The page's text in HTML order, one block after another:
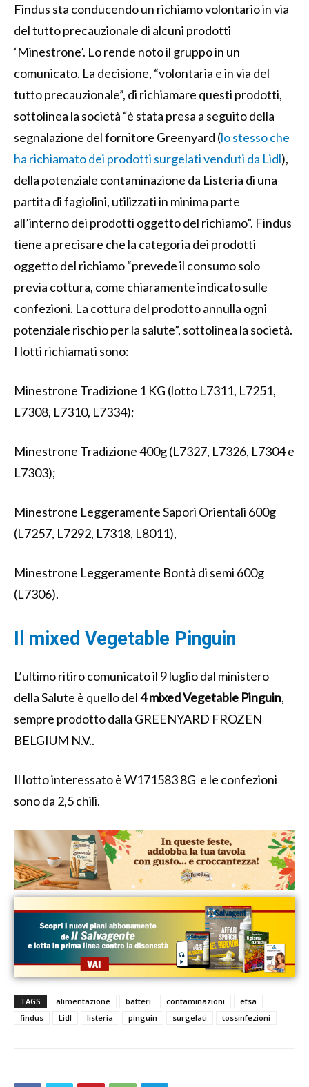
Findus sta conducendo un richiamo volontario in via
del tutto precauzionale di alcuni prodotti
‘Minestrone’. Lo rende noto il gruppo in un
comunicato. La decisione, “volontaria e in via del
tutto precauzionale”, di richiamare questi prodotti,
sottolinea la società “è stata presa a seguito della
segnalazione del fornitore Greenyard (lo stesso che
ha richiamato dei prodotti surgelati venduti da Lidl),
della potenziale contaminazione da Listeria di una
partita di fagiolini, utilizzati in minima parte
all’interno dei prodotti oggetto del richiamo”. Findus
tiene a precisare che la categoria dei prodotti
oggetto del richiamo “prevede il consumo solo
previa cottura, come chiaramente indicato sulle
confezioni. La cottura del prodotto annulla ogni
potenziale rischio per la salute”, sottolinea la società.
I lotti richiamati sono:
Minestrone Tradizione 1 KG (lotto L7311, L7251,
L7308, L7310, L7334);
Minestrone Tradizione 400g (L7327, L7326, L7304 e
L7303);
Minestrone Leggeramente Sapori Orientali 600g
(L7257, L7292, L7318, L8011),
Minestrone Leggeramente Bontà di semi 600g
(L7306).
Il mixed Vegetable Pinguin
L’ultimo ritiro comunicato il 9 luglio dal ministero
della Salute è quello del4 mixed Vegetable Pinguin,
sempre prodotto dalla GREENYARD FROZEN
BELGIUM N.V..
Il lotto interessato è W171583 8G e le confezioni
sono da 2,5 chili.
TAGS alimentazione batteri contaminazioni
efsa
findus
Lidl listeria pinguin surgelati tossinfezioni